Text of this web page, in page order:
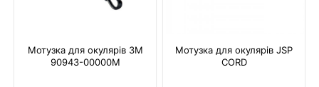
Мотузка для окулярів 3M
90943-00000M
Мотузка для окулярів JSP
CORD